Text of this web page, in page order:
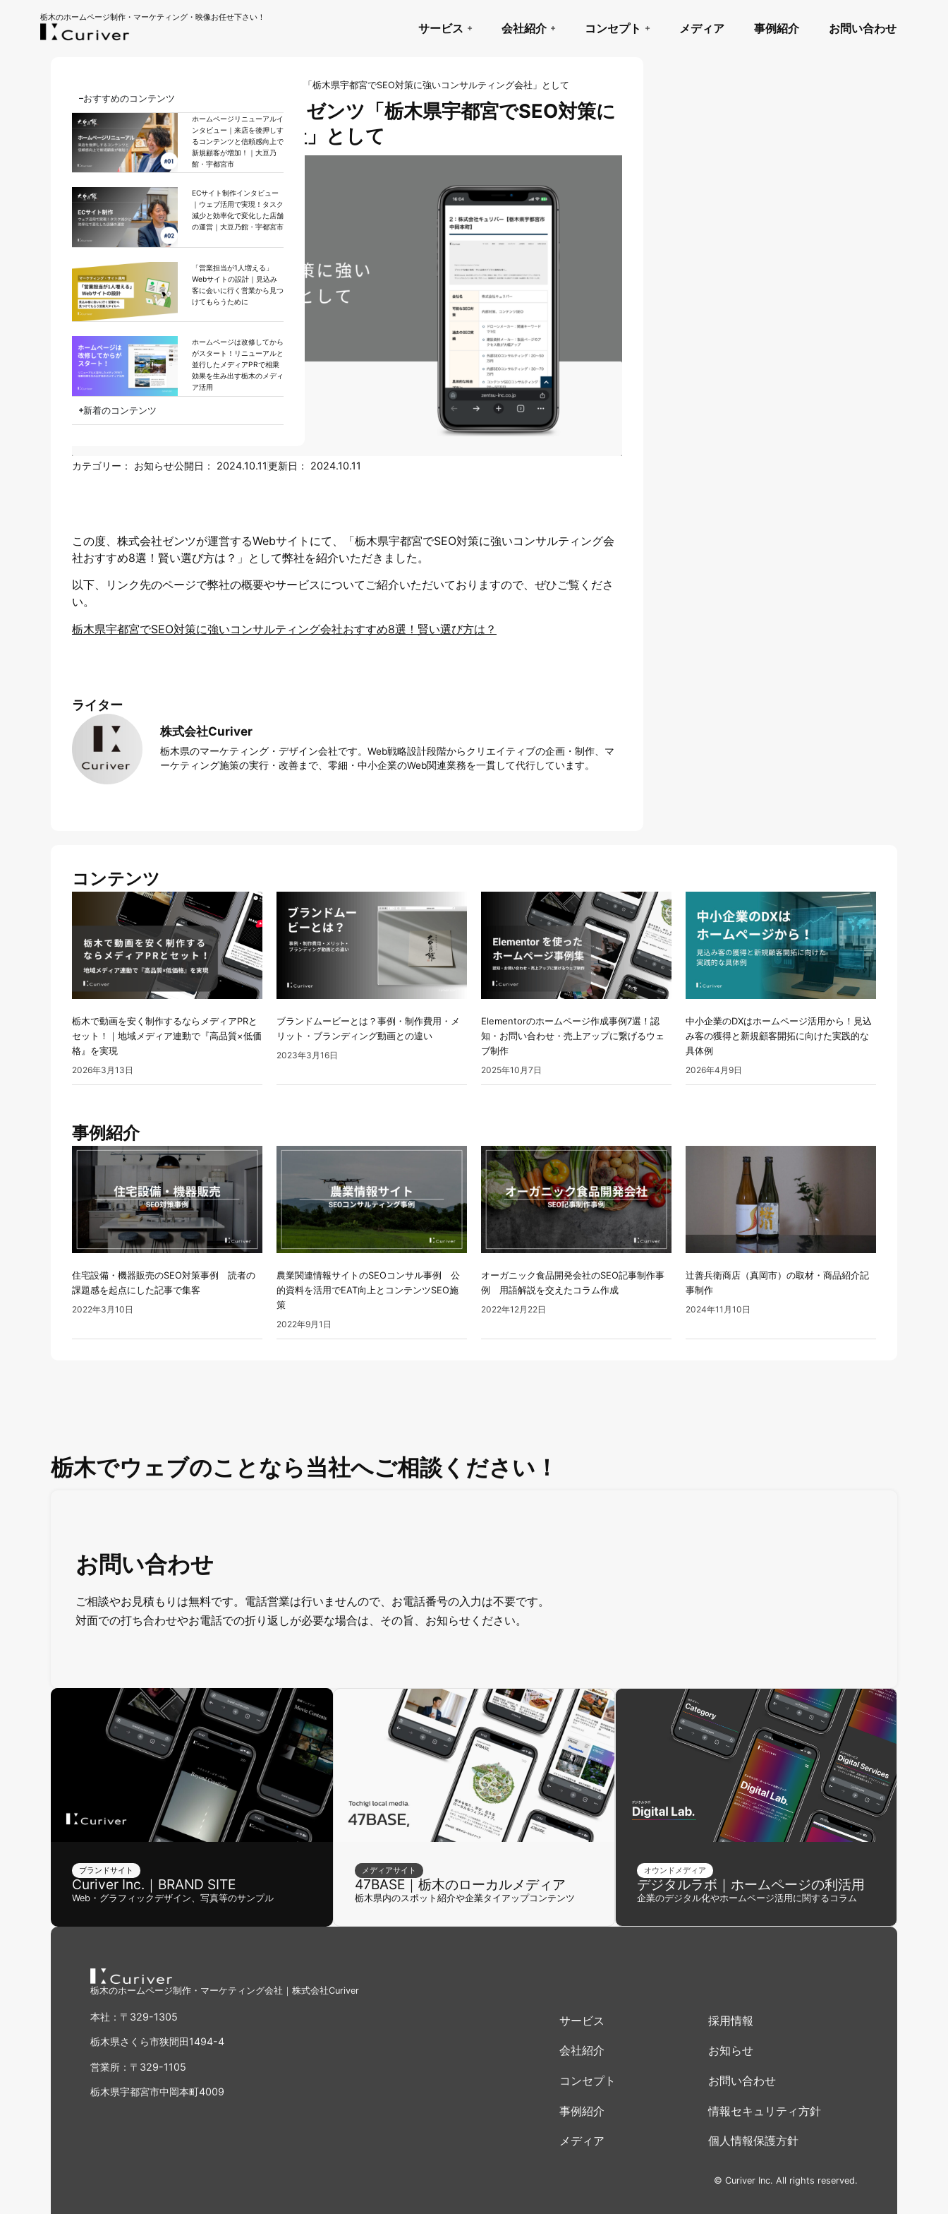
栃木のホームページ制作・マーケティング・映像お任せ下さい！
サービス 会社紹介 コンセプト メディア 事例紹介 お問い合わせ
メディア掲載のお知らせ／ゼンツ「栃木県宇都宮でSEO対策に強いコンサルティング会社」として
メディア掲載のお知らせ／ゼンツ「栃木県宇都宮でSEO対策に
強いコンサルティング会社」として
カテゴリー： お知らせ公開日： 2024.10.11更新日： 2024.10.11
この度、株式会社ゼンツが運営するWebサイトにて、「栃木県宇都宮でSEO対策に強いコンサルティング会
社おすすめ8選！賢い選び方は？」として弊社を紹介いただきました。
以下、リンク先のページで弊社の概要やサービスについてご紹介いただいておりますので、ぜひご覧くださ
い。
栃木県宇都宮でSEO対策に強いコンサルティング会社おすすめ8選！賢い選び方は？
ライター
株式会社Curiver
栃木県のマーケティング・デザイン会社です。Web戦略設計段階からクリエイティブの企画・制作、マ
ーケティング施策の実行・改善まで、零細・中小企業のWeb関連業務を一貫して代行しています。
おすすめのコンテンツ
ホームページリニューアルイ
ンタビュー｜来店を後押しす
るコンテンツと信頼感向上で
新規顧客が増加！｜大豆乃
館・宇都宮市
ECサイト制作インタビュー
｜ウェブ活用で実現！タスク
減少と効率化で変化した店舗
の運営｜大豆乃館・宇都宮市
「営業担当が1人増える」
Webサイトの設計｜見込み
客に会いに行く営業から見つ
けてもらうために
ホームページは改修してから
がスタート！リニューアルと
並行したメディアPRで相乗
効果を生み出す栃木のメディ
ア活用
新着のコンテンツ
コンテンツ
栃木で動画を安く制作するならメディアPRと
セット！｜地域メディア連動で『高品質×低価
格』を実現
2026年3月13日
ブランドムービーとは？事例・制作費用・メ
リット・ブランディング動画との違い
2023年3月16日
Elementorのホームページ作成事例7選！認
知・お問い合わせ・売上アップに繋げるウェ
ブ制作
2025年10月7日
中小企業のDXはホームページ活用から！見込
み客の獲得と新規顧客開拓に向けた実践的な
具体例
2026年4月9日
事例紹介
住宅設備・機器販売のSEO対策事例 読者の
課題感を起点にした記事で集客
2022年3月10日
農業関連情報サイトのSEOコンサル事例 公
的資料を活用でEAT向上とコンテンツSEO施
策
2022年9月1日
オーガニック食品開発会社のSEO記事制作事
例 用語解説を交えたコラム作成
2022年12月22日
辻善兵衛商店（真岡市）の取材・商品紹介記
事制作
2024年11月10日
栃木でウェブのことなら当社へご相談ください！
お問い合わせ
ご相談やお見積もりは無料です。電話営業は行いませんので、お電話番号の入力は不要です。
対面での打ち合わせやお電話での折り返しが必要な場合は、その旨、お知らせください。
ブランドサイト
Curiver Inc.｜BRAND SITE
Web・グラフィックデザイン、写真等のサンプル
メディアサイト
47BASE｜栃木のローカルメディア
栃木県内のスポット紹介や企業タイアップコンテンツ
オウンドメディア
デジタルラボ｜ホームページの利活用
企業のデジタル化やホームページ活用に関するコラム
栃木のホームページ制作・マーケティング会社｜株式会社Curiver
本社：〒329-1305
栃木県さくら市狭間田1494-4
営業所：〒329-1105
栃木県宇都宮市中岡本町4009
サービス
会社紹介
コンセプト
事例紹介
メディア
採用情報
お知らせ
お問い合わせ
情報セキュリティ方針
個人情報保護方針
© Curiver Inc. All rights reserved.